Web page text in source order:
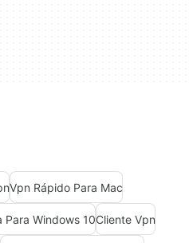
Vpn Rápido Para Mac
Para Windows 10Cliente Vpn